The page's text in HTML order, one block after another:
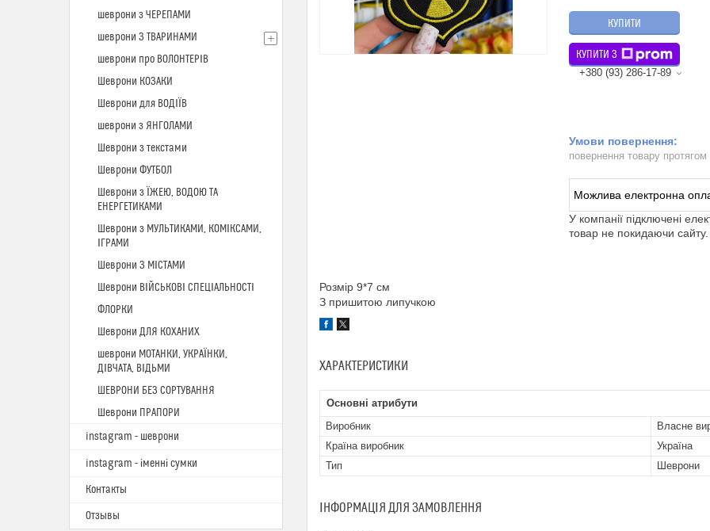
КУПИТИ
КУПИТИ З
+380 (93) 286-17-89
повернення товару протягом
У компанії підключені
товар не покидаючи сайту.
Розмір 9*7 см
З пришитою липучкою
ХАРАКТЕРИСТИКИ
Основні атрибути
Виробник
Власне
Країна виробник
Україна
Тип
Шеврони
ІНФОРМАЦІЯ ДЛЯ ЗАМОВЛЕННЯ
шеврони з ЧЕРЕПАМИ
шеврони З ТВАРИНАМИ
шеврони про ВОЛОНТЕРІВ
Шеврони КОЗАКИ
Шеврони для ВОДІЇВ
шеврони з ЯНГОЛАМИ
Шеврони з текстами
Шеврони ФУТБОЛ
Шеврони з ЇЖЕЮ, ВОДОЮ ТА
ЕНЕРГЕТИКАМИ
Шеврони з МУЛЬТИКАМИ, КОМІКСАМИ,
ІГРАМИ
Шеврони З МІСТАМИ
Шеврони ВІЙСЬКОВІ СПЕЦІАЛЬНОСТІ
ФЛОРКИ
Шеврони ДЛЯ КОХАНИХ
шеврони МОТАНКИ, УКРАЇНКИ,
ДІВЧАТА, ВІДЬМИ
ШЕВРОНИ БЕЗ СОРТУВАННЯ
Шеврони ПРАПОРИ
instagram - шеврони
instagram - іменні сумки
Контакты
Отзывы